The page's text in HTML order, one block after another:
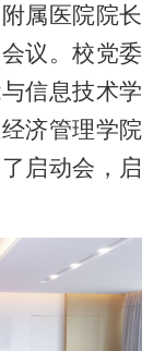
属医院院长
议。校党委
信息技术学
济管理学院
启动会，启